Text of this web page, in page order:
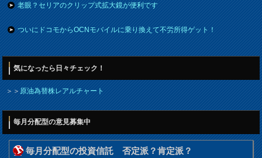
老眼？セリアのクリップ式拡大鏡が便利です
ついにドコモからOCNモバイルに乗り換えて不労所得ゲット！
気になったら日々チェック！
＞＞原油為替株レアルチャート
毎月分配型の意見募集中
毎月分配型の投資信託 否定派？肯定派？